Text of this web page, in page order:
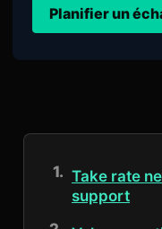
Planifier un
Take rate
support